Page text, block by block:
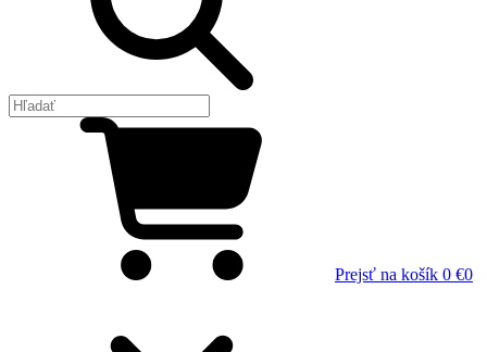
Prejsť na košík 0 €0